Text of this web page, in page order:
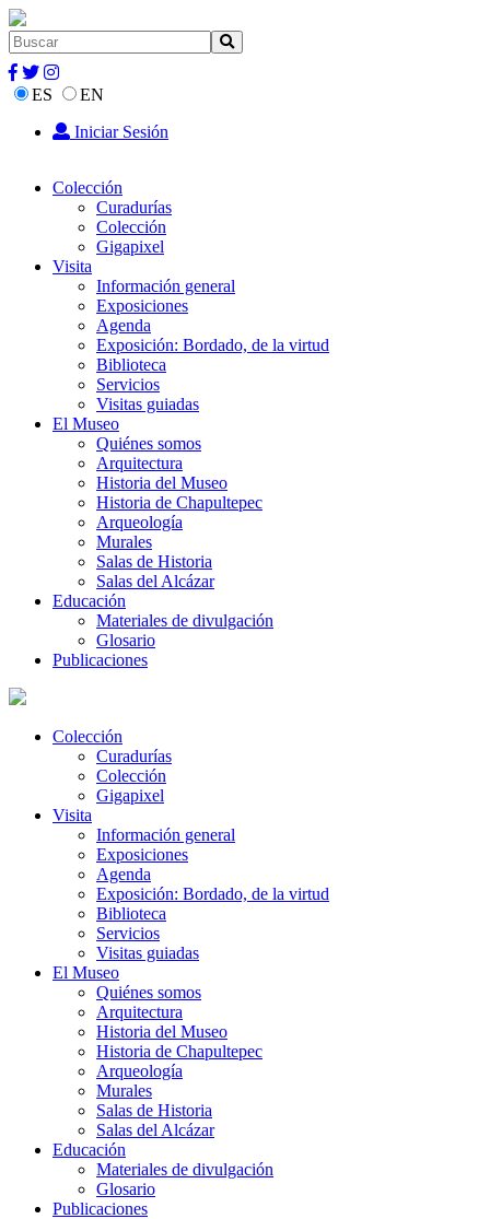
ES
EN
Iniciar Sesión
Colección
Curadurías
Colección
Gigapixel
Visita
Información general
Exposiciones
Agenda
Exposición: Bordado, de la virtud
Biblioteca
Servicios
Visitas guiadas
El Museo
Quiénes somos
Arquitectura
Historia del Museo
Historia de Chapultepec
Arqueología
Murales
Salas de Historia
Salas del Alcázar
Educación
Materiales de divulgación
Glosario
Publicaciones
Colección
Curadurías
Colección
Gigapixel
Visita
Información general
Exposiciones
Agenda
Exposición: Bordado, de la virtud
Biblioteca
Servicios
Visitas guiadas
El Museo
Quiénes somos
Arquitectura
Historia del Museo
Historia de Chapultepec
Arqueología
Murales
Salas de Historia
Salas del Alcázar
Educación
Materiales de divulgación
Glosario
Publicaciones